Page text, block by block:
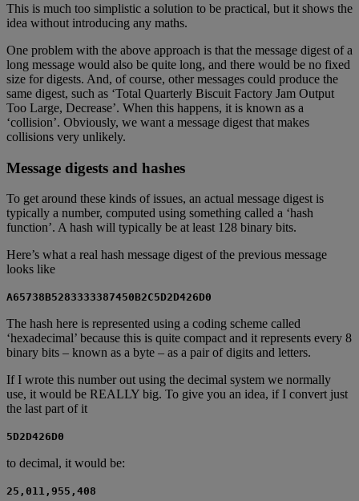
This is much too simplistic a solution to be practical, but it shows the
idea without introducing any maths.
One problem with the above approach is that the message digest of a
long message would also be quite long, and there would be no fixed
size for digests. And, of course, other messages could produce the
same digest, such as ‘Total Quarterly Biscuit Factory Jam Output
Too Large, Decrease’. When this happens, it is known as a
‘collision’. Obviously, we want a message digest that makes
collisions very unlikely.
Message digests and hashes
To get around these kinds of issues, an actual message digest is
typically a number, computed using something called a ‘hash
function’. A hash will typically be at least 128 binary bits.
Here’s what a real hash message digest of the previous message
looks like
A65738B5283333387450B2C5D2D426D0
The hash here is represented using a coding scheme called
‘hexadecimal’ because this is quite compact and it represents every 8
binary bits – known as a byte – as a pair of digits and letters.
If I wrote this number out using the decimal system we normally
use, it would be REALLY big. To give you an idea, if I convert just
the last part of it
5D2D426D0
to decimal, it would be:
25,011,955,408